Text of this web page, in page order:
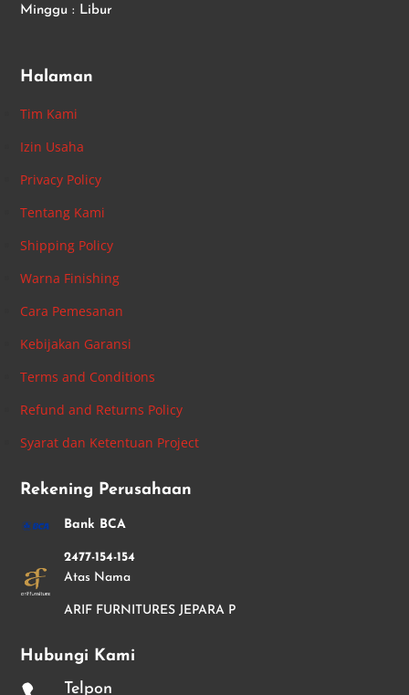
Minggu : Libur
Halaman
Tim Kami
Izin Usaha
Privacy Policy
Tentang Kami
Shipping Policy
Warna Finishing
Cara Pemesanan
Kebijakan Garansi
Terms and Conditions
Refund and Returns Policy
Syarat dan Ketentuan Project
Rekening Perusahaan
Bank BCA
2477-154-154
Atas Nama
ARIF FURNITURES JEPARA P
Hubungi Kami
Telpon